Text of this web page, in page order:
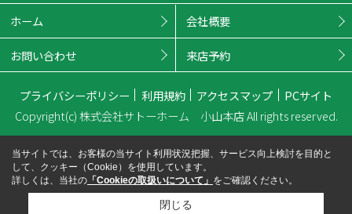
ホーム 会社概要
お問い合わせ 来店予約
プライバシーポリシー 利用規約 アクセスマップ
PCサイト
Copyright(c) 株式会社サトーホーム 小山本店 All rights reserved.
当サイトでは、お客様の当サイト利用状況把握、サービス向上検討を目的と
して、クッキー（Cookie）を使用しています。
詳しくは、当社の 「Cookieの取扱いについて」 をご確認ください。
閉じる